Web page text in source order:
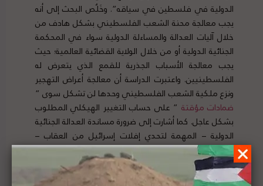
الدولية في فلسطين في سياقه”. وخَلُص البحث إلى أنه
يجب معالجة محنة الشعب الفلسطيني بشكل هادف من
خلال آليات العدالة والمساءلة الدولية سواء في المحكمة
الجنائية الدولية أو من خلال الولاية القضائية العالمية؛ حيث
يجب معالجة الأسباب الجذرية للقمع الذي يتعرض له
الفلسطينيين. واعتبرت الدراسة أن معالجة أعراض التهجير
ونزع ملكية الشعب الفلسطيني وحدها لن تشكل سوى ”
ضمادات مؤقتة ” على حساب التغيير الهيكلي المطلوب
بشكل عاجل. كما أشارت إلى ضرورة مساندة العدالة الجنائية
الدولية – المهمة لتحدي إفلات إسرائيل من العقاب –
بالعقوبات وغيرها من الإجراءات القسرية الفعالة من قبل
دول ثالثة في محاولة لإنهاء الوضع غير القانوني المفروض
على الشعب الفلسطيني ومنع ارتكاب المزيد من الجرائم